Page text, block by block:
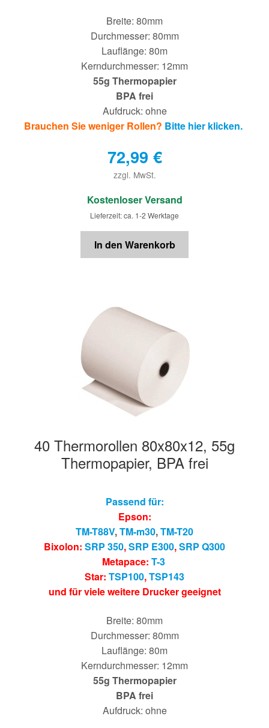
Breite: 80mm
Durchmesser: 80mm
Lauflänge: 80m
Kerndurchmesser: 12mm
55g Thermopapier
BPA frei
Aufdruck: ohne
Brauchen Sie weniger Rollen? Bitte hier klicken.
72,99 €
zzgl. MwSt.
€
Kostenloser Versand
Lieferzeit: ca. 1-2 Werktage
In den Warenkorb
40 Thermorollen 80x80x12, 55g
Thermopapier, BPA frei
Passend für:
Epson:
TM-T88V,TM-m30,TM-T20
Bixolon: SRP 350,SRP E300,SRP Q300
Metapace: T-3
Star: TSP100,TSP143
und für viele weitere Drucker geeignet
Breite: 80mm
Durchmesser: 80mm
Lauflänge: 80m
Kerndurchmesser: 12mm
55g Thermopapier
BPA frei
Aufdruck: ohne